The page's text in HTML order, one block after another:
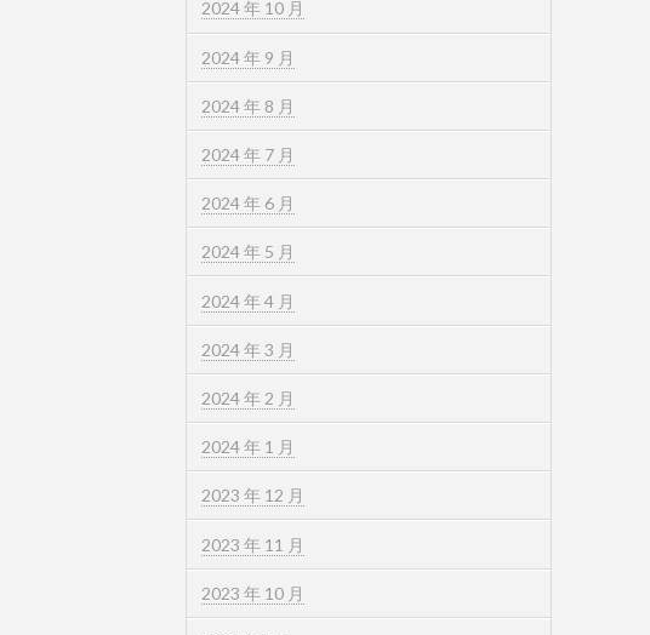
2024 年 10 月
2024 年 9 月
2024 年 8 月
2024 年 7 月
2024 年 6 月
2024 年 5 月
2024 年 4 月
2024 年 3 月
2024 年 2 月
2024 年 1 月
2023 年 12 月
2023 年 11 月
2023 年 10 月